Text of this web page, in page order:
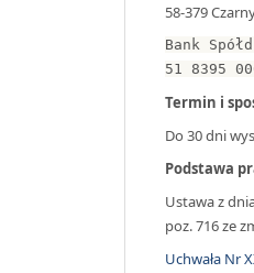
58-379
Bank
51 8395
Termin i
Do 30 dni
Podstawa
Ustawa z
poz. 716 ze
Uchwała Nr